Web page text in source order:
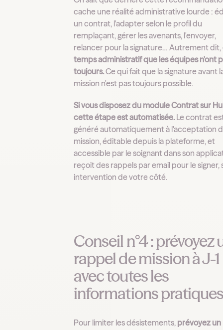
cache une réalité administrative lourde :
un contrat, l'adapter selon le profil du
remplaçant, gérer les avenants, l'envoyer,
relancer pour la signature… Autrement dit,
temps administratif que les équipes n'ont
toujours.Ce qui fait que la signature avant
mission n'est pas toujours possible.
Si vous disposez du module Contrat sur
cette étape est automatisée.Le contrat
généré automatiquement à l'acceptation
mission, éditable depuis la plateforme, et
accessible par le soignant dans son
reçoit des rappels par email pour le signer,
intervention de votre côté.
Conseil n°4 : prévoyez
rappel de mission à J-1
avec toutes les
informations
Pour limiter les désistements, prévoyez un